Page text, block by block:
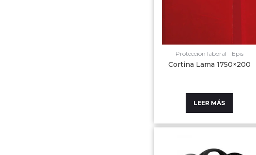
Protección laboral - Epis
Cortina Lama 1750×200
LEER MÁS